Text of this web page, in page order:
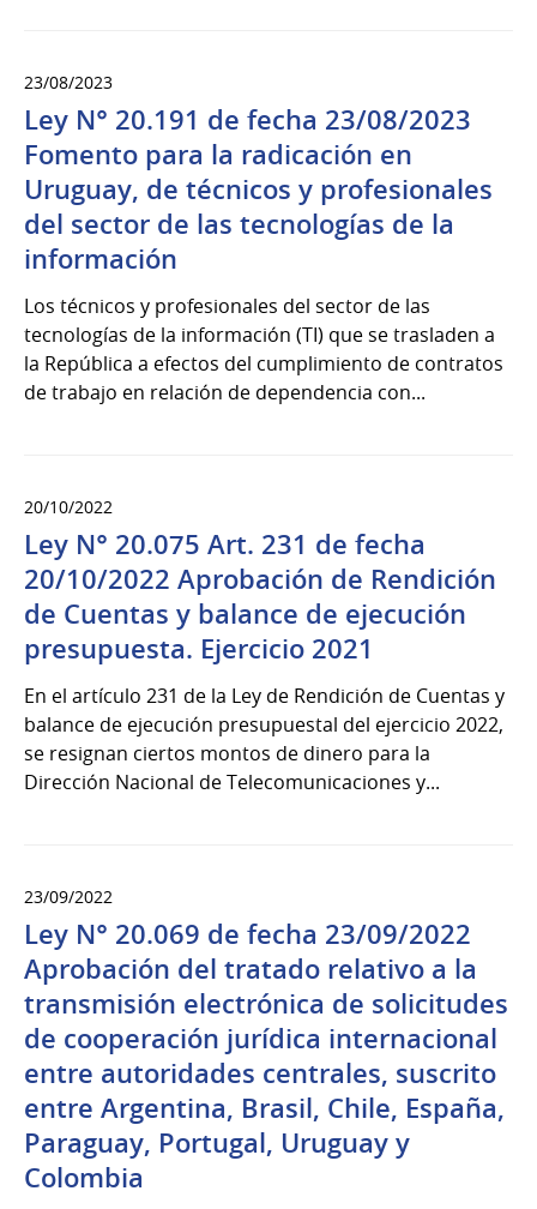
23/08/2023
Ley N° 20.191 de fecha 23/08/2023
Fomento para la radicación en
Uruguay, de técnicos y profesionales
del sector de las tecnologías de la
información
Los técnicos y profesionales del sector de las
tecnologías de la información (TI) que se trasladen a
la República a efectos del cumplimiento de contratos
de trabajo en relación de dependencia con...
20/10/2022
Ley N° 20.075 Art. 231 de fecha
20/10/2022 Aprobación de Rendición
de Cuentas y balance de ejecución
presupuesta. Ejercicio 2021
En el artículo 231 de la Ley de Rendición de Cuentas y
balance de ejecución presupuestal del ejercicio 2022,
se resignan ciertos montos de dinero para la
Dirección Nacional de Telecomunicaciones y...
23/09/2022
Ley N° 20.069 de fecha 23/09/2022
Aprobación del tratado relativo a la
transmisión electrónica de solicitudes
de cooperación jurídica internacional
entre autoridades centrales, suscrito
entre Argentina, Brasil, Chile, España,
Paraguay, Portugal, Uruguay y
Colombia